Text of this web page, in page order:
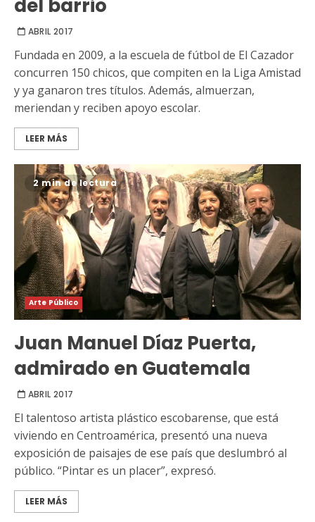
del barrio
ABRIL 2017
Fundada en 2009, a la escuela de fútbol de El Cazador
concurren 150 chicos, que compiten en la Liga Amistad
y ya ganaron tres títulos. Además, almuerzan,
meriendan y reciben apoyo escolar.
LEER MÁS
2 min de lectura
Arte Público
Juan Manuel Díaz Puerta,
admirado en Guatemala
ABRIL 2017
El talentoso artista plástico escobarense, que está
viviendo en Centroamérica, presentó una nueva
exposición de paisajes de ese país que deslumbró al
público. “Pintar es un placer”, expresó.
LEER MÁS